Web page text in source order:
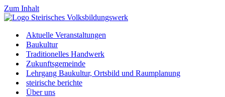
Zum Inhalt
Aktuelle Veranstaltungen
Baukultur
Traditionelles Handwerk
Zukunftsgemeinde
Lehrgang Baukultur, Ortsbild und Raumplanung
steirische berichte
Über uns